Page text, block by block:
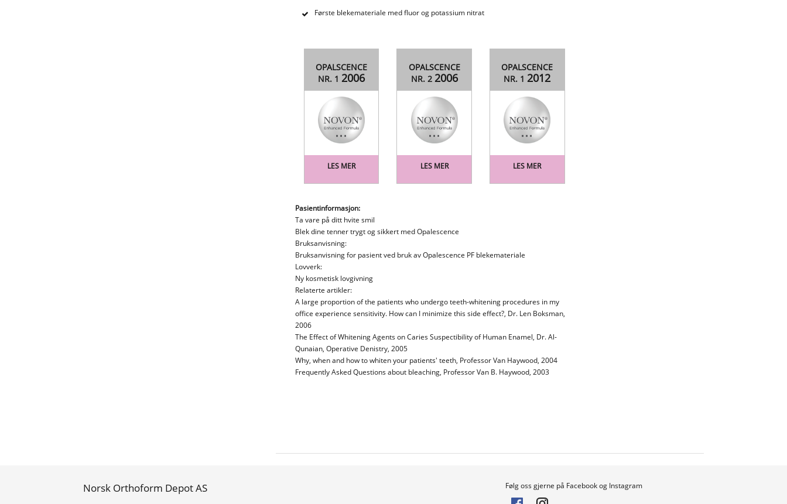
Første blekemateriale med fluor og potassium nitrat
OPALSCENCE
NR. 1 2006
LES MER
OPALSCENCE
NR. 2 2006
LES MER
OPALSCENCE
NR. 1 2012
LES MER
Pasientinformasjon:
Ta vare på ditt hvite smil
Blek dine tenner trygt og sikkert med Opalescence
Bruksanvisning:
Bruksanvisning for pasient ved bruk av Opalescence PF blekemateriale
Lovverk:
Ny kosmetisk lovgivning
Relaterte artikler:
A large proportion of the patients who undergo teeth-whitening procedures in my
office experience sensitivity. How can I minimize this side effect?, Dr. Len Boksman,
2006
The Effect of Whitening Agents on Caries Suspectibility of Human Enamel, Dr. Al-
Qunaian, Operative Denistry, 2005
Why, when and how to whiten your patients' teeth, Professor Van Haywood, 2004
Frequently Asked Questions about bleaching, Professor Van B. Haywood, 2003
Norsk Orthoform Depot AS Følg oss gjerne på Facebook og Instagram